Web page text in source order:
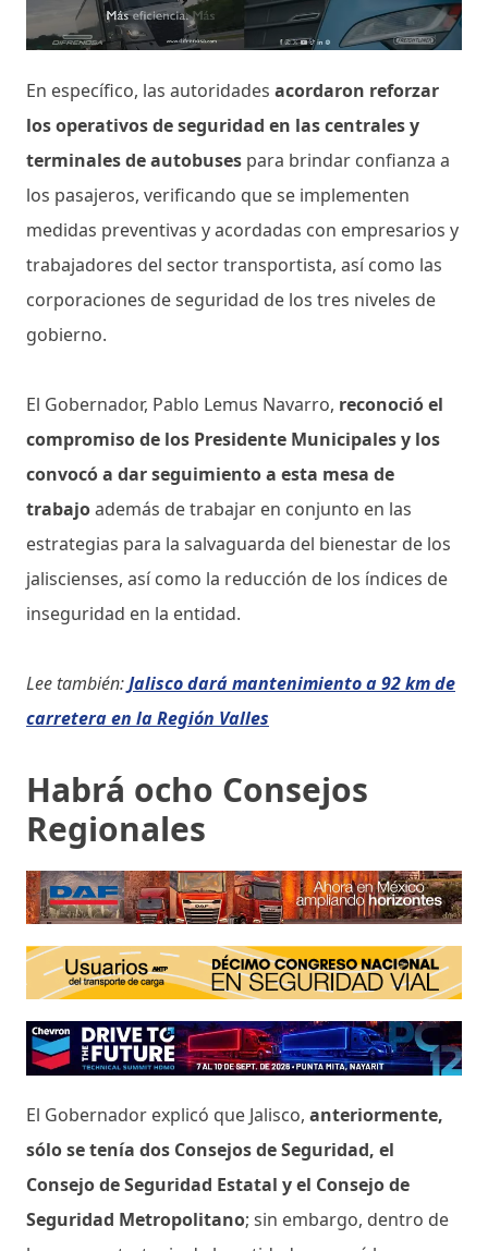
En específico, las autoridades acordaron reforzar
los operativos de seguridad en las centrales y
terminales de autobuses para brindar confianza a
los pasajeros, verificando que se implementen
medidas preventivas y acordadas con empresarios y
trabajadores del sector transportista, así como las
corporaciones de seguridad de los tres niveles de
gobierno.
El Gobernador, Pablo Lemus Navarro, reconoció el
compromiso de los Presidente Municipales y los
convocó a dar seguimiento a esta mesa de
trabajoademás de trabajar en conjunto en las
estrategias para la salvaguarda del bienestar de los
jaliscienses, así como la reducción de los índices de
inseguridad en la entidad.
Lee también:Jalisco dará mantenimiento a 92 km de
carretera en la Región Valles
Habrá ocho Consejos
Regionales
El Gobernador explicó que Jalisco, anteriormente,
sólo se tenía dos Consejos de Seguridad, el
Consejo de Seguridad Estatal y el Consejo de
Seguridad Metropolitano; sin embargo, dentro de